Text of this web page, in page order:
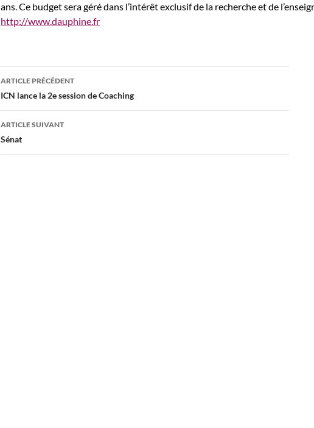
ans. Ce budget sera géré dans l’intérêt exclusif de la recherche et de
http://www.dauphine.fr
Navigation
des
articles
ARTICLE PRÉCÉDENT
ICN lance la 2e session de Coaching
ARTICLE SUIVANT
Sénat